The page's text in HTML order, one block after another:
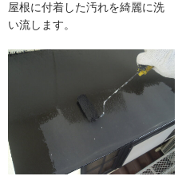
屋根に付着した汚れを綺麗に洗
い流します。